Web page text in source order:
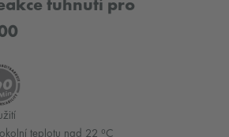
tuhnutí pro
teplotu nad 22 ⁰C